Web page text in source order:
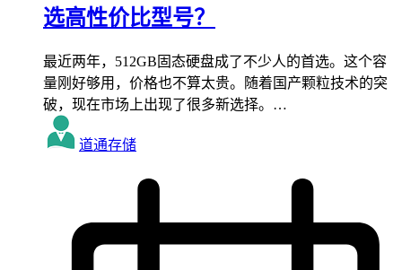
选高性价比型号？
最近两年，512GB固态硬盘成了不少人的首选。这个容
量刚好够用，价格也不算太贵。随着国产颗粒技术的突
破，现在市场上出现了很多新选择。…
道通存储